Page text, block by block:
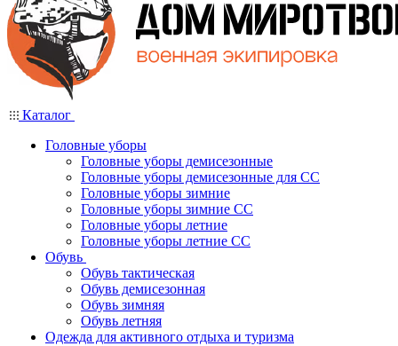
Каталог
Головные уборы
Головные уборы демисезонные
Головные уборы демисезонные для СС
Головные уборы зимние
Головные уборы зимние СС
Головные уборы летние
Головные уборы летние СС
Обувь
Обувь тактическая
Обувь демисезонная
Обувь зимняя
Обувь летняя
Одежда для активного отдыха и туризма